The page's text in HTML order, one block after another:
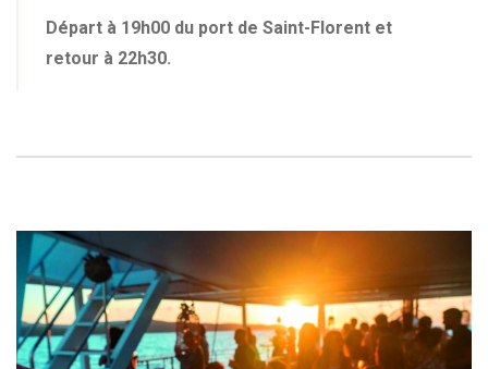
Départ à 19h00 du port de Saint-Florent et
retour à 22h30.